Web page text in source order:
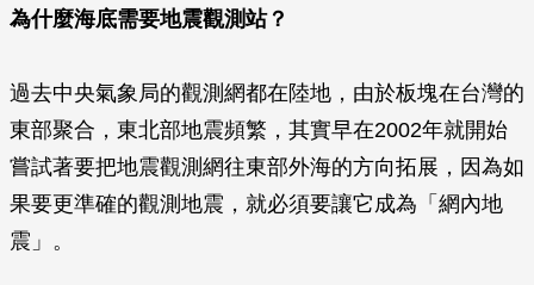
為什麼海底需要地震觀測站？
過去中央氣象局的觀測網都在陸地，由於板塊在台灣的
東部聚合，東北部地震頻繁，其實早在2002年就開始
嘗試著要把地震觀測網往東部外海的方向拓展，因為如
果要更準確的觀測地震，就必須要讓它成為「網內地
震」。